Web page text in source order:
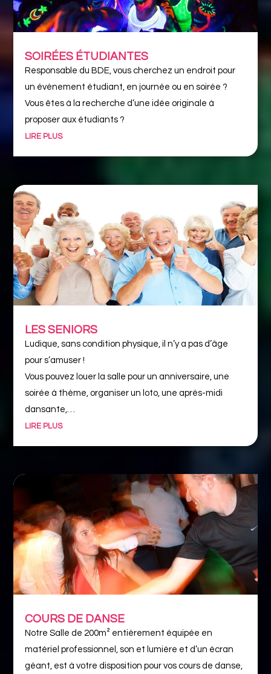
SOIRÉES ÉTUDIANTES
Responsable du BDE, vous cherchez un endroit pour
un évènement étudiant, en journée ou en soirée ?
Vous êtes à la recherche d’une idée originale à
proposer aux étudiants ?
LIRE PLUS
LES SENIORS
Ludique, sans condition physique, il n’y a pas d’âge
pour s’amuser !
Vous pouvez louer la salle pour un anniversaire, une
soirée à thème, organiser un loto, une après-midi
dansante,…
LIRE PLUS
COURS DE DANSE
Notre Salle de 200m² entièrement équipée en
matériel professionnel, son et lumière et d’un écran
géant, est à votre disposition pour vos cours de danse,